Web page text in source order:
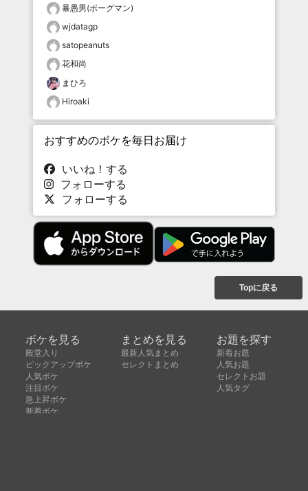
暴愚男(ボーグマン)
wjdatagp
satopeanuts
花和尚
まひろ
Hiroaki
おすすめのボケを毎日お届け
いいね！する
フォローする
フォローする
Topに戻る
ボケを見る
殿堂入り
ピックアップボケ
人気ボケ
注目ボケ
急上昇ボケ
新着ボケ
まとめを見る
最新人気まとめ
セレクトまとめ
お題を探す
新着お題
人気お題
セレクトお題
人気タグ